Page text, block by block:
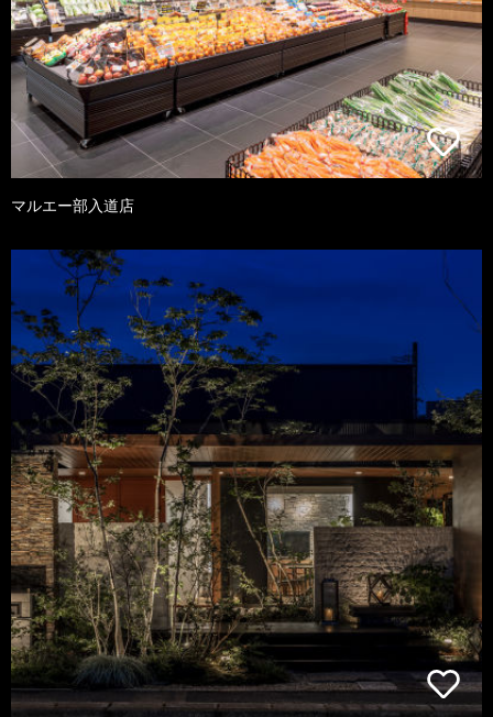
マルエー部入道店